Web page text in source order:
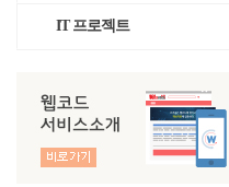
IT 프로젝트